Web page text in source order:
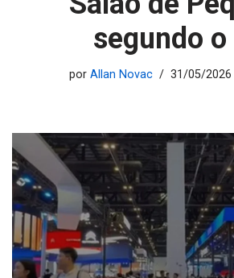
segundo o
por Allan Novac 31/05/2026